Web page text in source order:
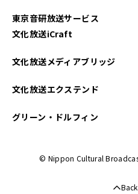
2024年12月
2024年11月
2024年10月
東京音研放送サービス
文化放送iCraft
文化放送メディアブリッジ
文化放送エクステンド
グリーン・ドルフィン
© Nippon Cultural